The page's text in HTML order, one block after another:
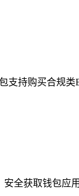
支持购买合规
全获取钱包应